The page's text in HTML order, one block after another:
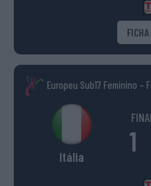
Europeu Sub17 Feminino –
Itália 1